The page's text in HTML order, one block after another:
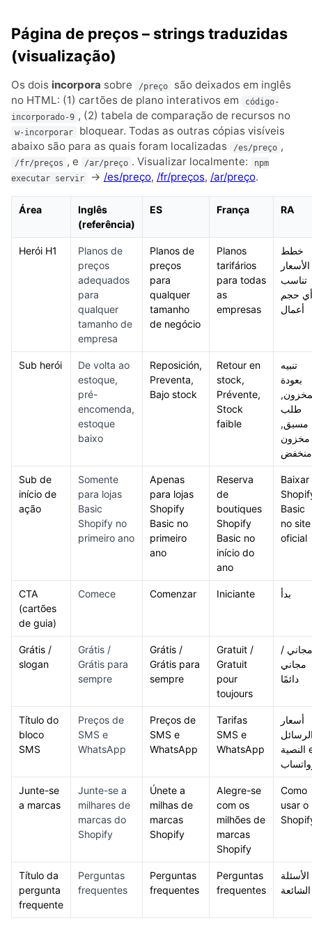
Página de preços – strings traduzidas
(visualização)
Os dois incorpora sobre /preço
são deixados em inglês
no HTML: (1) cartões de plano interativos em
código-
incorporado-9 , (2) tabela de comparação de recursos no
w-incorporar
bloquear. Todas as outras cópias visíveis
abaixo são para as quais foram localizadas
/es/preço ,
/fr/preços , e /ar/preço . Visualizar localmente:
npm
executar servir
→ /es/preço, /fr/preços, /ar/preço.
Área
Inglês
(referência)
ES França RA
Herói H1
Planos de
preços
adequados
para
qualquer
tamanho de
empresa
Planos de
preços
para
qualquer
tamanho
de negócio
Planos
tarifários
para todas
as
empresas
خطط
الأسعار
تناسب
أي حجم
أعمال
Sub herói
De volta ao
estoque,
pré-
encomenda,
estoque
baixo
Reposición,
Preventa,
Bajo stock
Retour en
stock,
Prévente,
Stock
faible
تنبيه
بعودة
طلب
مسبق,
مخزون
منخفض
Sub de
início de
ação
Somente
para lojas
Basic
Shopify no
primeiro ano
Apenas
para lojas
Shopify
Basic no
primeiro
ano
Reserva
de
boutiques
Shopify
Basic no
início do
ano
Baixar
Basic
no site
oficial
CTA
(cartões
de guia)
Comece Comenzar Iniciante بدأ
Grátis /
slogan
Grátis /
Grátis para
sempre
Grátis /
Grátis para
sempre
Gratuit /
Gratuit
pour
toujours
مجاني /
مجاني
دائمًا
Título do
bloco
SMS
Preços de
SMS e
WhatsApp
Preços de
SMS e
WhatsApp
Tarifas
SMS e
WhatsApp
أسعار
النصية e
Junte-se
a marcas
Junte-se a
milhares de
marcas do
Shopify
Únete a
milhas de
marcas
Shopify
Alegre-se
com os
milhões de
marcas
Shopify
Como
usar o
Título da
pergunta
frequente
Perguntas
frequentes
Perguntas
frequentes
Perguntas
frequentes
الأسئلة
الشائعة